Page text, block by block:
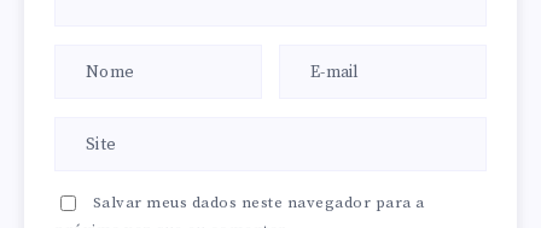
Salvar meus dados neste navegador para a